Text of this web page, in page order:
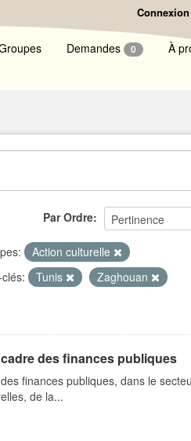
Connexion
Demandes 0 À
Par Ordre
Action culturelle
Tunis
Zaghouan
des finances publiques
finances publiques, dans le
de la...